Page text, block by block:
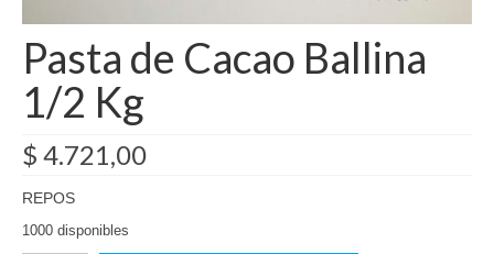
Pasta de Cacao Ballina
1/2 Kg
$ 4.721,00
REPOS
1000 disponibles